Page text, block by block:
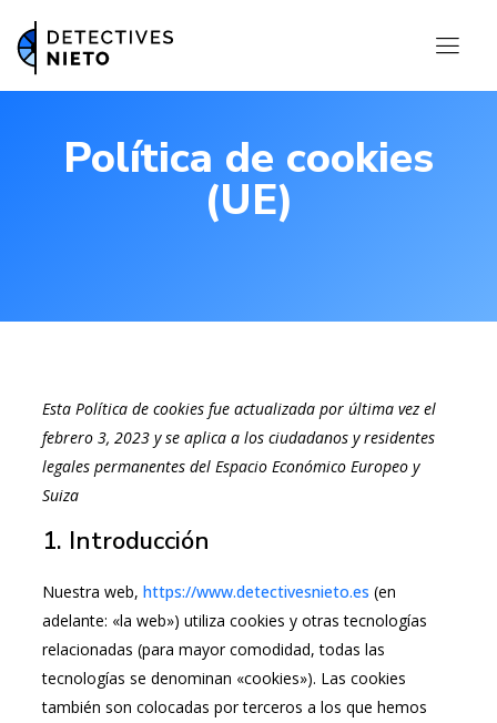
Política de cookies
(UE)
Esta Política de cookies fue actualizada por última vez el
febrero 3, 2023 y se aplica a los ciudadanos y residentes
legales permanentes del Espacio Económico Europeo y
Suiza
1. Introducción
Nuestra web, https://www.detectivesnieto.es (en
adelante: «la web») utiliza cookies y otras tecnologías
relacionadas (para mayor comodidad, todas las
tecnologías se denominan «cookies»). Las cookies
también son colocadas por terceros a los que hemos